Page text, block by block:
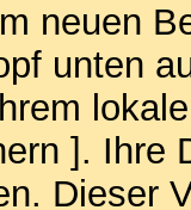
neuen
unten
]. Ihre
Dieser